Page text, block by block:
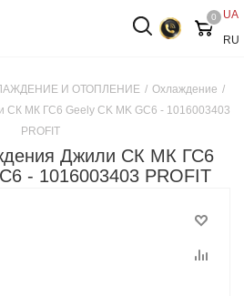
UA
RU
0
И ОТОПЛЕНИЕ / Охлаждение /
СК МК ГС6 Geely CK MK GC6 - 1016003403
PROFIT
Джили СК МК ГС6
- 1016003403 PROFIT